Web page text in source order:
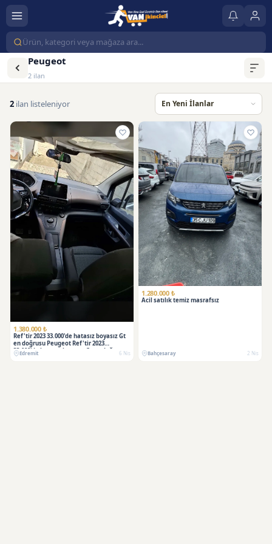
Peugeot
2 ilan
2 ilan listeleniyor
1.380.000 ₺
Ref'tir 2023 33.000'de hatasız boyasız Gt
en doğrusu Peugeot Ref'tir 2023
33.000'de hatasız boyasız Gt en doğrusu
Edremit 6 Nis
SATILDI
1.280.000 ₺
Acil satılık temiz masrafsız
Bahçesaray 2 Nis